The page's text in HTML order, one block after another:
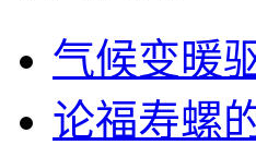
气候变暖
论福寿螺